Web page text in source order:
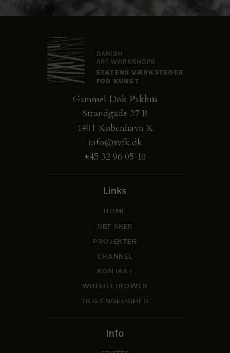
Gammel Dok Pakhus
Strandgade 27 B
1401 København K
info@svfk.dk
+45 32 96 05 10
Links
HOME
DET SKER
PROJEKTER
CHANNEL
KONTAKT
WHISTLEBLOWER
TILGÆNGELIGHED
Info